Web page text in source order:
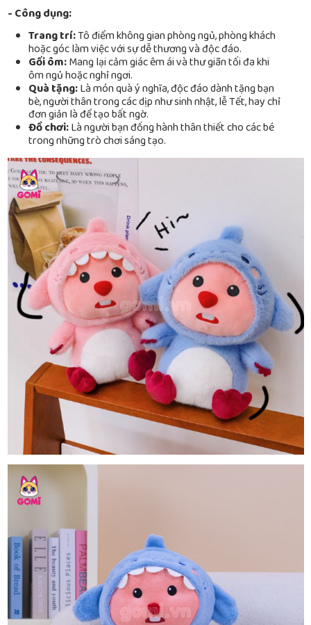
- Công dụng:
Trang trí:Tô điểm không gian phòng ngủ, phòng khách
hoặc góc làm việc với sự dễ thương và độc đáo.
Gối ôm:Mang lại cảm giác êm ái và thư giãn tối đa khi
ôm ngủ hoặc nghỉ ngơi.
Quà tặng:Là món quà ý nghĩa, độc đáo dành tặng bạn
bè, người thân trong các dịp như sinh nhật, lễ Tết, hay chỉ
đơn giản là để tạo bất ngờ.
Đồ chơi:Là người bạn đồng hành thân thiết cho các bé
trong những trò chơi sáng tạo.